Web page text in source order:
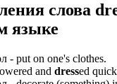
слова
языке
- put on one's clothes.
and dressed